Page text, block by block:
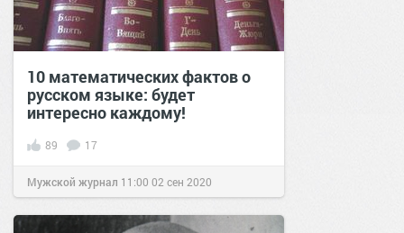
10 математических фактов о
русском языке: будет
интересно каждому!
89 17
Мужской журнал 11:00 02 сен 2020